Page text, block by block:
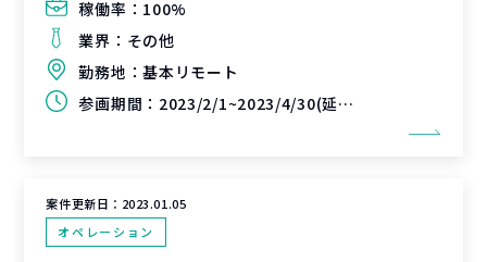
稼働率： 100%
業界： その他
勤務地：基本リモート
参画期間： 2023/2/1~2023/4/30(延長可能性あり)
案件更新日： 2023.01.05
オペレーション